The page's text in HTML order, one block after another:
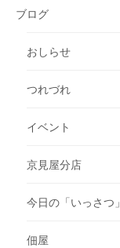
ブログ
おしらせ
つれづれ
イベント
京見屋分店
今日の「いっさつ」
佃屋